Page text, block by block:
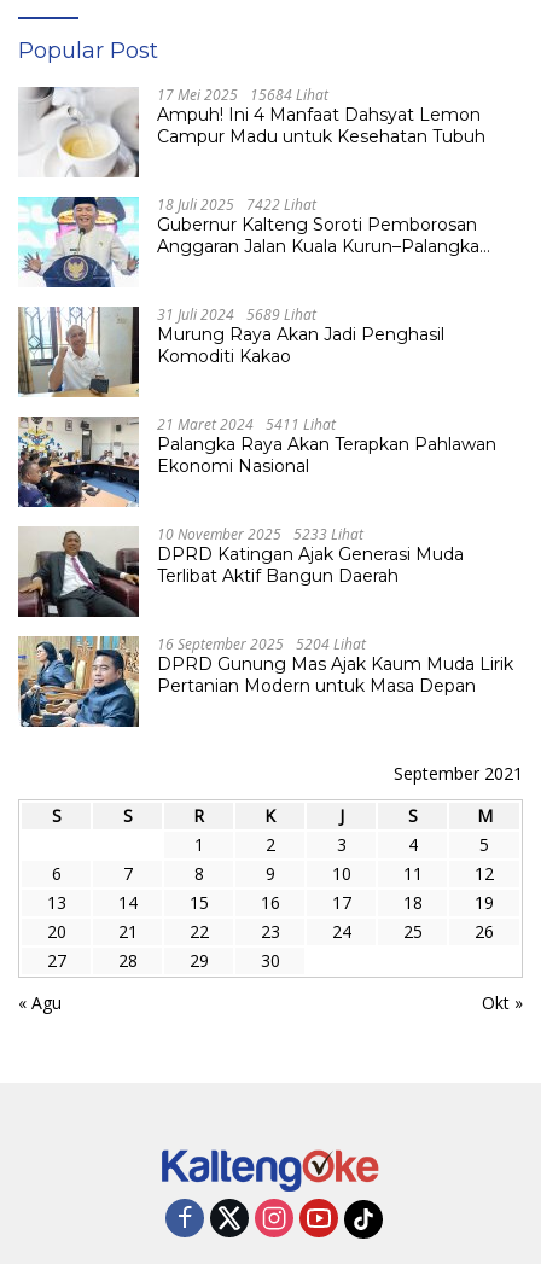
Popular Post
17 Mei 2025 15684 Lihat
Ampuh! Ini 4 Manfaat Dahsyat Lemon
Campur Madu untuk Kesehatan Tubuh
18 Juli 2025 7422 Lihat
Gubernur Kalteng Soroti Pemborosan
Anggaran Jalan Kuala Kurun–Palangka
31 Juli 2024 5689 Lihat
Murung Raya Akan Jadi Penghasil
Komoditi Kakao
21 Maret 2024 5411 Lihat
Palangka Raya Akan Terapkan Pahlawan
Ekonomi Nasional
10 November 2025 5233 Lihat
DPRD Katingan Ajak Generasi Muda
Terlibat Aktif Bangun Daerah
16 September 2025 5204 Lihat
DPRD Gunung Mas Ajak Kaum Muda Lirik
Pertanian Modern untuk Masa Depan
September 2021
S
S R K J S
M
1
2 3 4
5
6
7 8 9 10 11
12
13
14 15 16 17 18
19
20
21 22 23 24 25
26
27
28 29
30
« Agu
Okt »